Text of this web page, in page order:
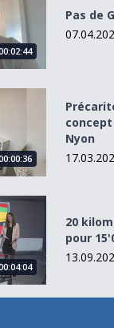
Pas de
concept
Nyon
mois pour
20
pour